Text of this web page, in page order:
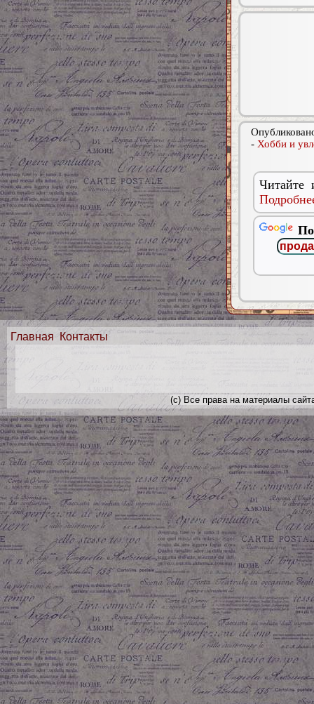
- Хобби и
Читайте
Главная Контакты
(с) Все права на материалы